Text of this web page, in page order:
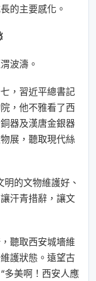
的主要感化。
波濤。
，習近平總書記
，他不雅看了西
器及漢唐金銀器
展，聽取現代絲
的文物維護好、
汗青措辭，讓文
聽取西安城墻維
護狀態。遠望古
多美啊！西安人應